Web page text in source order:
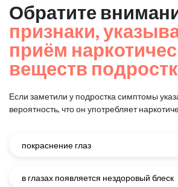
Обратите
признаки,
приём
веществ
Если заметили у подростка симптомы
вероятность, что он употребляет
покраснение глаз
в глазах появляется нездоровый блеск